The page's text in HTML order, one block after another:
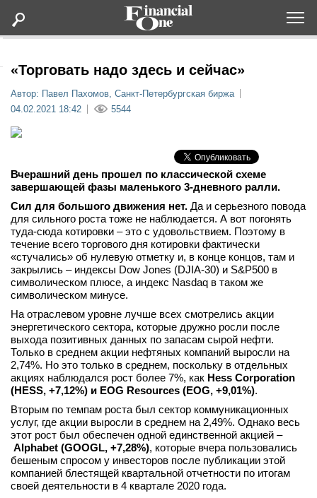
Статьи
Lifestyle
Мероприятия
Новости
Интервью
вконтакте
телеграм
Стать автором
«Торговать надо здесь и сейчас»
Автор: Павел Пахомов, Санкт-Петербургская биржа
04.02.2021 18:42
5544
Вчерашний день прошел по классической схеме
завершающей фазы маленького 3-дневного ралли.
Сил для большого движения нет. Да и серьезного повода
для сильного роста тоже не наблюдается. А вот погонять
туда-сюда котировки – это с удовольствием. Поэтому в
течение всего торгового дня котировки фактически
«стучались» об нулевую отметку и, в конце концов, там и
закрылись – индексы Dow Jones (DJIA-30) и S&P500 в
символическом плюсе, а индекс Nasdaq в таком же
символическом минусе.
На отраслевом уровне лучше всех смотрелись акции
энергетического сектора, которые дружно росли после
выхода позитивных данных по запасам сырой нефти.
Только в среднем акции нефтяных компаний выросли на
2,74%. Но это только в среднем, поскольку в отдельных
акциях наблюдался рост более 7%, как Hess Corporation
(HESS, +7,12%) и EOG Resources (EOG, +9,01%).
Вторым по темпам роста был сектор коммуникационных
услуг, где акции выросли в среднем на 2,49%. Однако весь
этот рост был обеспечен одной единственной акцией –
Alphabet (GOOGL, +7,28%), которые вчера пользовались
бешеным спросом у инвесторов после публикации этой
компанией блестящей квартальной отчетности по итогам
своей деятельности в 4 квартале 2020 года.